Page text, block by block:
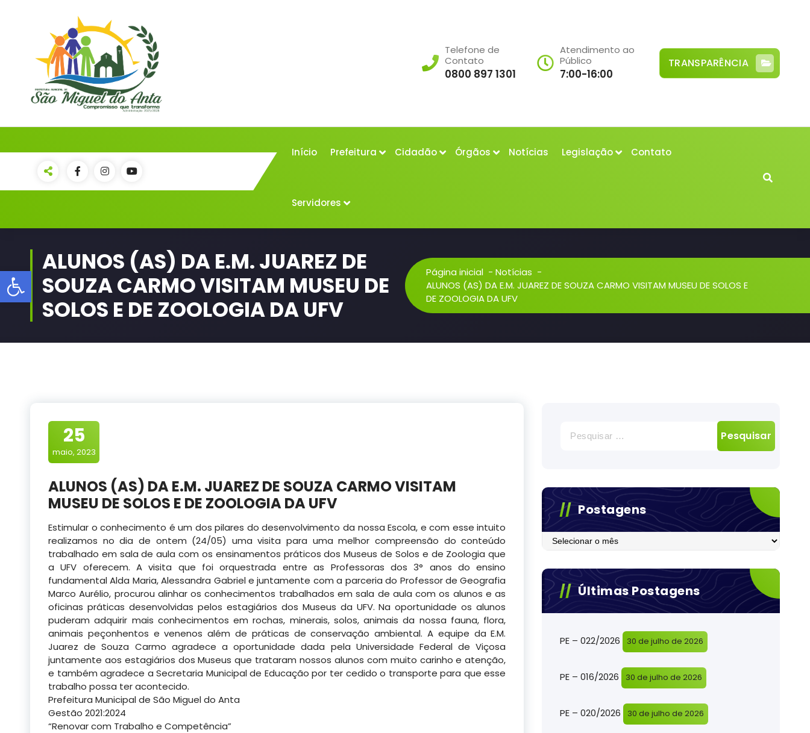
Barra de Ferramentas Aberta
Telefone de
Contato
0800 897 1301
Atendimento ao
Público
7:00-16:00
TRANSPARÊNCIA
Início Prefeitura Cidadão Órgãos Notícias Legislação Contato
Servidores
ALUNOS (AS) DA E.M. JUAREZ DE
SOUZA CARMO VISITAM MUSEU DE
SOLOS E DE ZOOLOGIA DA UFV
Página inicial - Notícias -
ALUNOS (AS) DA E.M. JUAREZ DE SOUZA CARMO VISITAM MUSEU DE SOLOS E
DE ZOOLOGIA DA UFV
25
maio, 2023
ALUNOS (AS) DA E.M. JUAREZ DE SOUZA CARMO VISITAM
MUSEU DE SOLOS E DE ZOOLOGIA DA UFV
Estimular o conhecimento é um dos pilares do desenvolvimento da nossa Escola, e com esse intuito
realizamos no dia de ontem (24/05) uma visita para uma melhor compreensão do conteúdo
trabalhado em sala de aula com os ensinamentos práticos dos Museus de Solos e de Zoologia que
a UFV oferecem. A visita que foi orquestrada entre as Professoras dos 3° anos do ensino
fundamental Alda Maria, Alessandra Gabriel e juntamente com a parceria do Professor de Geografia
Marco Aurélio, procurou alinhar os conhecimentos trabalhados em sala de aula com os alunos e as
oficinas práticas desenvolvidas pelos estagiários dos Museus da UFV. Na oportunidade os alunos
puderam adquirir mais conhecimentos em rochas, minerais, solos, animais da nossa fauna, flora,
animais peçonhentos e venenos além de práticas de conservação ambiental. A equipe da E.M.
Juarez de Souza Carmo agradece a oportunidade dada pela Universidade Federal de Viçosa
juntamente aos estagiários dos Museus que trataram nossos alunos com muito carinho e atenção,
e também agradece a Secretaria Municipal de Educação por ter cedido o transporte para que esse
trabalho possa ter acontecido.
Prefeitura Municipal de São Miguel do Anta
Gestão 2021:2024
“Renovar com Trabalho e Competência”
por:
Postagens
Postagens
Últimas Postagens
PE – 022/2026 30 de julho de 2026
PE – 016/2026 30 de julho de 2026
PE – 020/2026 30 de julho de 2026